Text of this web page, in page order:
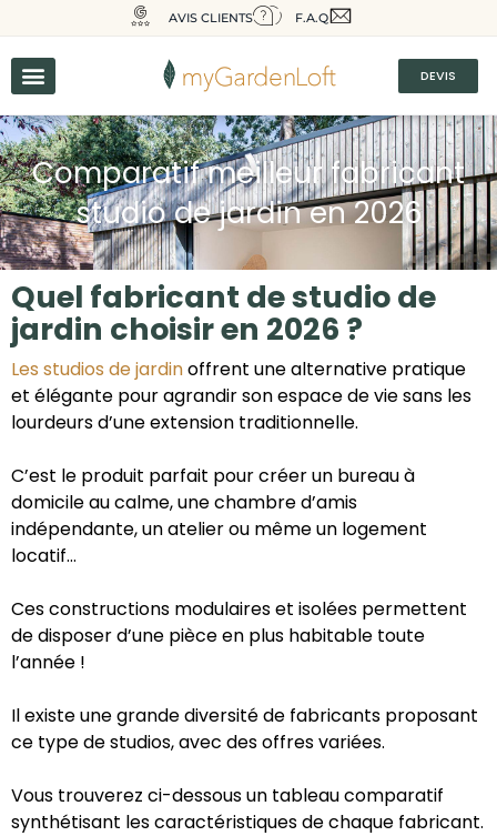
AVIS CLIENTS F.A.Q
DEVIS
Comparatif meilleur fabricant
studio de jardin en 2026
Quel fabricant de studio de
jardin choisir en 2026 ?
Les studios de jardinoffrent une alternative pratique
et élégante pour agrandir son espace de vie sans les
lourdeurs d’une extension traditionnelle.
C’est le produit parfait pour créer un bureau à
domicile au calme, une chambre d’amis
indépendante, un atelier ou même un logement
locatif…
Ces constructions modulaires et isolées permettent
de disposer d’une pièce en plus habitable toute
l’année !
Il existe une grande diversité de fabricants proposant
ce type de studios, avec des offres variées.
Vous trouverez ci-dessous un tableau comparatif
synthétisant les caractéristiques de chaque fabricant.